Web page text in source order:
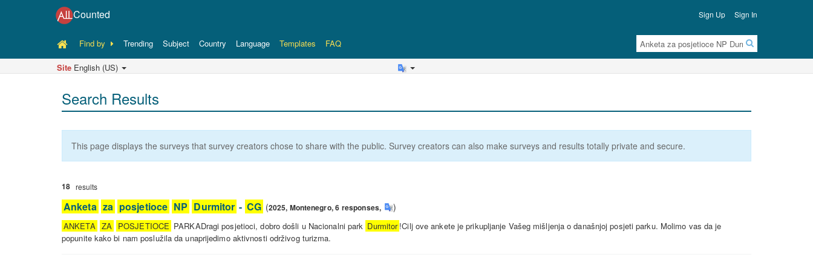
Counted Sign Up Sign In
Find by Trending Subject Country Language Templates FAQ
Site English (US)
Search Results
This page displays the surveys that survey creators chose to share with the public. Survey creators can also make surveys and results totally private and secure.
18 results
Anketa za posjetioce NP Durmitor - CG (2025, Montenegro,6 responses, )
ANKETA ZA POSJETIOCE PARKADragi posjetioci, dobro došli u Nacionalni park Durmitor!Cilj ove ankete je prikupljanje Vašeg mišljenja o današnjoj posjeti parku. Molimo vas da je
popunite kako bi nam poslužila da unaprijedimo aktivnosti održivog turizma.